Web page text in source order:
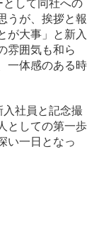
して同社への
うが、挨拶と報
が大事」と新入
雰囲気も和ら
一体感のある時
社員と記念撮
としての第一歩
い一日となっ